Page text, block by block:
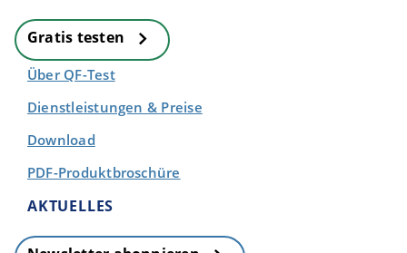
Gratis testen
Über QF-Test
Dienstleistungen & Preise
Download
PDF-Produktbroschüre
AKTUELLES